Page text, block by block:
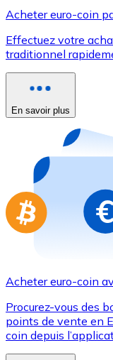
Utilisez les
Acheter avec
Nouveau
Achetez des
Aller à la
Acheter euro-coin
Effectuez votre
traditionnel
En savoir plus
Acheter euro-coin
Procurez-vous des
points de vente en
coin depuis